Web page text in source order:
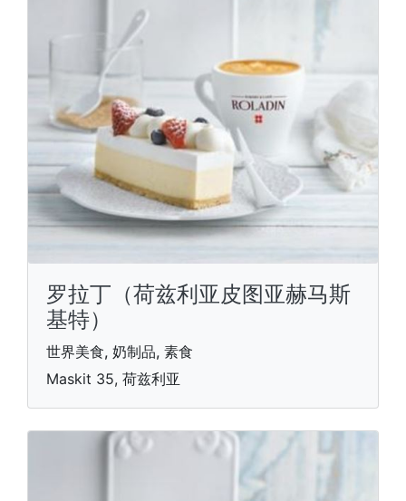
罗拉丁（荷兹利亚皮图亚赫马斯
基特）
世界美食, 奶制品, 素食
Maskit 35, 荷兹利亚